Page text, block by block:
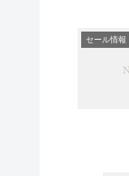
セール情報